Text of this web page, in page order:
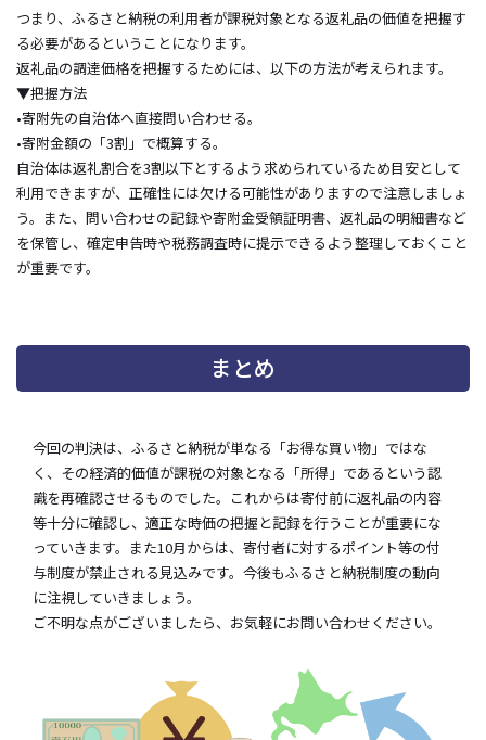
つまり、ふるさと納税の利用者が課税対象となる返礼品の価値を把握す
る必要があるということになります。
返礼品の調達価格を把握するためには、以下の方法が考えられます。
▼把握方法
•寄附先の自治体へ直接問い合わせる。
•寄附金額の「3割」で概算する。
自治体は返礼割合を3割以下とするよう求められているため目安として
利用できますが、正確性には欠ける可能性がありますので注意しましょ
う。また、問い合わせの記録や寄附金受領証明書、返礼品の明細書など
を保管し、確定申告時や税務調査時に提示できるよう整理しておくこと
が重要です。
まとめ
今回の判決は、ふるさと納税が単なる「お得な買い物」ではな
く、その経済的価値が課税の対象となる「所得」であるという認
識を再確認させるものでした。これからは寄付前に返礼品の内容
等十分に確認し、適正な時価の把握と記録を行うことが重要にな
っていきます。また10月からは、寄付者に対するポイント等の付
与制度が禁止される見込みです。今後もふるさと納税制度の動向
に注視していきましょう。
ご不明な点がございましたら、お気軽にお問い合わせください。